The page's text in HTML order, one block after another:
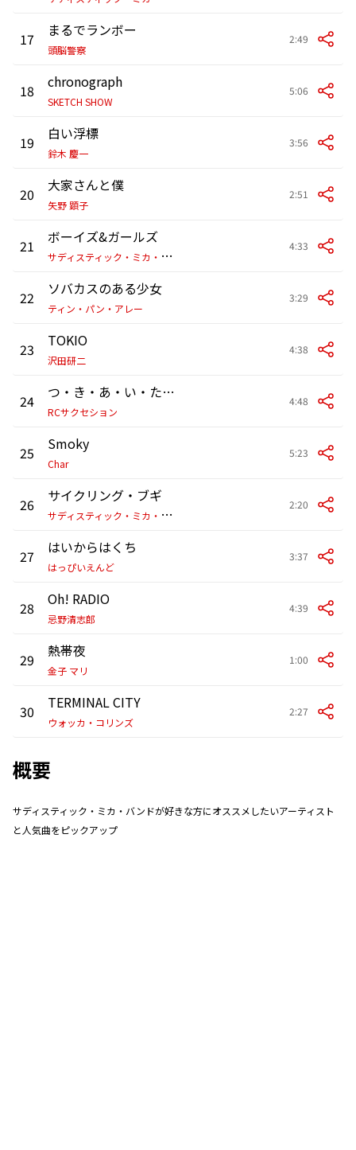
17 まるでランボー
頭脳警察
2:49
18 chronograph
SKETCH SHOW
5:06
19 白い浮標
鈴木 慶一
3:56
20 大家さんと僕
矢野 顕子
2:51
21
ボーイズ&ガールズ
サ
ディスティック・ミカ・バンド
4:33
22 ソバカスのある少女
ティン・パン・アレー
3:29
23 TOKIO
沢田研二
4:38
24 つ・き・あ・い・た・い
RCサクセション
4:48
25 Smoky
Char
5:23
26
サイクリング・ブギ
サ
ディスティック・ミカ・バンド
2:20
27 はいからはくち
はっぴいえんど
3:37
28 Oh! RADIO
忌野清志郎
4:39
29 熱帯夜
金子 マリ
1:00
30 TERMINAL CITY
ウォッカ・コリンズ
2:27
概要
サディスティック・ミカ・バンドが好きな方にオススメしたいアーティスト
と人気曲をピックアップ